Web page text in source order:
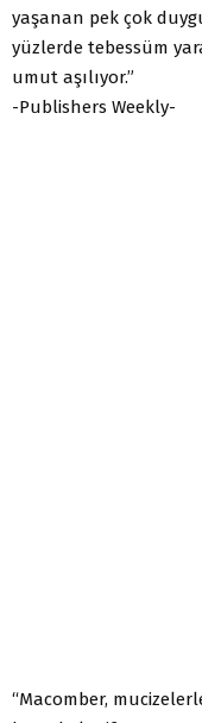
yaşanan pek çok
yüzlerde tebessüm
umut aşılıyor.”
-Publishers Weekly-
“Macomber,